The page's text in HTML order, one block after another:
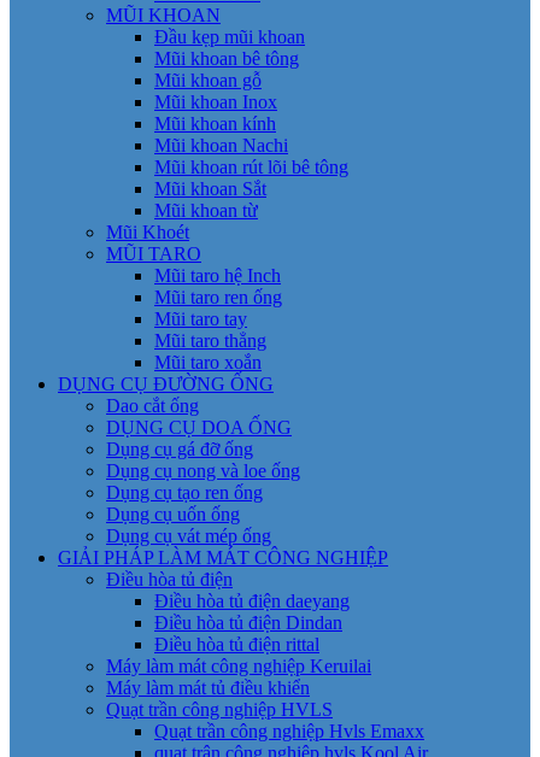
MŨI KHOAN
Đầu kẹp mũi khoan
Mũi khoan bê tông
Mũi khoan gỗ
Mũi khoan Inox
Mũi khoan kính
Mũi khoan Nachi
Mũi khoan rút lõi bê tông
Mũi khoan Sắt
Mũi khoan từ
Mũi Khoét
MŨI TARO
Mũi taro hệ Inch
Mũi taro ren ống
Mũi taro tay
Mũi taro thẳng
Mũi taro xoắn
DỤNG CỤ ĐƯỜNG ỐNG
Dao cắt ống
DỤNG CỤ DOA ỐNG
Dụng cụ gá đỡ ống
Dụng cụ nong và loe ống
Dụng cụ tạo ren ống
Dụng cụ uốn ống
Dụng cụ vát mép ống
GIẢI PHÁP LÀM MÁT CÔNG NGHIỆP
Điều hòa tủ điện
Điều hòa tủ điện daeyang
Điều hòa tủ điện Dindan
Điều hòa tủ điện rittal
Máy làm mát công nghiệp Keruilai
Máy làm mát tủ điều khiển
Quạt trần công nghiệp HVLS
Quạt trần công nghiệp Hvls Emaxx
quat trân công nghiêp hvls Kool Air